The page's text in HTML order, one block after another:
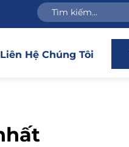
Liên Hệ Chúng Tôi